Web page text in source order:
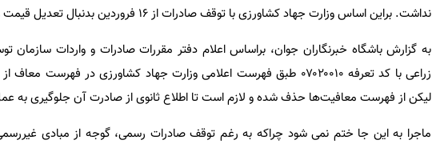
نداشت. براین اساس وزارت جهاد کشاورزی با توقف صادرات از ۱۶ فروردین بدنبال تعدیل قیمت و تنظیم بازار است.
به گزارش باشگاه خبرنگاران جوان، براساس اعلام دفتر مقررات صادرات و واردات
زراعی با کد تعرفه ۰۷۰۲۰۰۱۰ طبق فهرست اعلامی وزارت جهاد کشاورزی در
لیکن از فهرست معافیت‌ها حذف شده و لازم است تا اطلاع ثانوی از صادرت آن جلوگیری به
ماجرا به این جا ختم نمی شود چراکه به رغم توقف صادرات رسمی، گوجه از مبادی